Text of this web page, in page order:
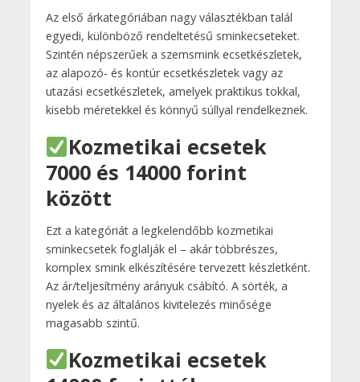
Az első árkategóriában nagy választékban talál
egyedi, különböző rendeltetésű sminkecseteket.
Szintén népszerűek a szemsmink ecsetkészletek,
az alapozó- és kontúr ecsetkészletek vagy az
utazási ecsetkészletek, amelyek praktikus tokkal,
kisebb méretekkel és könnyű súllyal rendelkeznek.
Kozmetikai ecsetek
7000 és 14000 forint
között
Ezt a kategóriát a legkelendőbb kozmetikai
sminkecsetek foglalják el – akár többrészes,
komplex smink elkészítésére tervezett készletként.
Az ár/teljesítmény arányuk csábító. A sörték, a
nyelek és az általános kivitelezés minősége
magasabb szintű.
Kozmetikai ecsetek